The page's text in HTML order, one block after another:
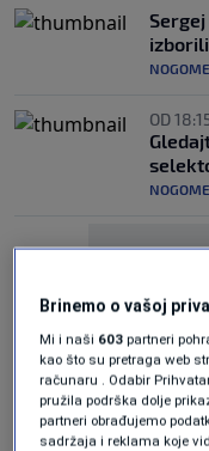
OD
Brinemo o vašoj
Mi i naši 603 partneri
kao što su pretraga web
računaru . Odabir
pružila podrška dolje
partneri obrađujemo
sadržaja i reklama koje